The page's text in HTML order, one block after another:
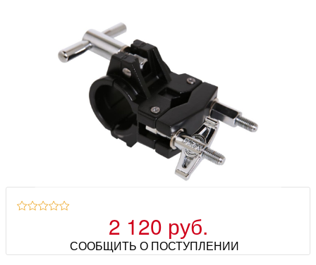
2 120 руб.
СООБЩИТЬ О ПОСТУПЛЕНИИ